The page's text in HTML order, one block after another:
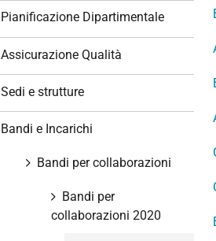
Pianificazione Dipartimentale
Assicurazione Qualità
Sedi e strutture
Bandi e Incarichi
Bandi per collaborazioni
Bandi per
collaborazioni 2020